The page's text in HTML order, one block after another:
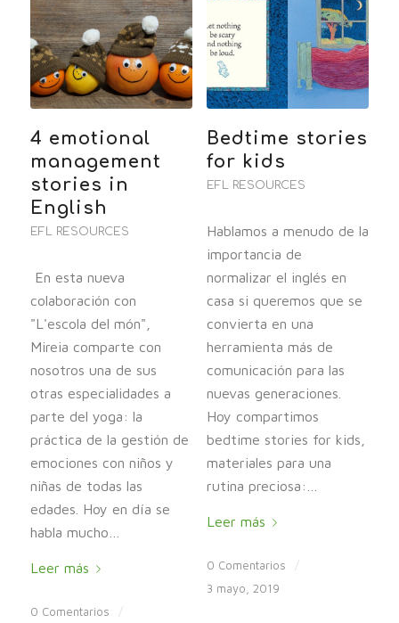
4 emotional
management
stories in
English
EFL RESOURCES
En esta nueva
colaboración con
"L'escola del món",
Mireia comparte con
nosotros una de sus
otras especialidades a
parte del yoga: la
práctica de la gestión de
emociones con niños y
niñas de todas las
edades. Hoy en día se
habla mucho…
Leer más
0 Comentarios
/
Bedtime stories
for kids
EFL RESOURCES
Hablamos a menudo de la
importancia de
normalizar el inglés en
casa si queremos que se
convierta en una
herramienta más de
comunicación para las
nuevas generaciones.
Hoy compartimos
bedtime stories for kids,
materiales para una
rutina preciosa:…
Leer más
0 Comentarios
/
3 mayo, 2019